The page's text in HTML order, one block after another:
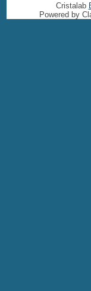
Cristalab
Powered by